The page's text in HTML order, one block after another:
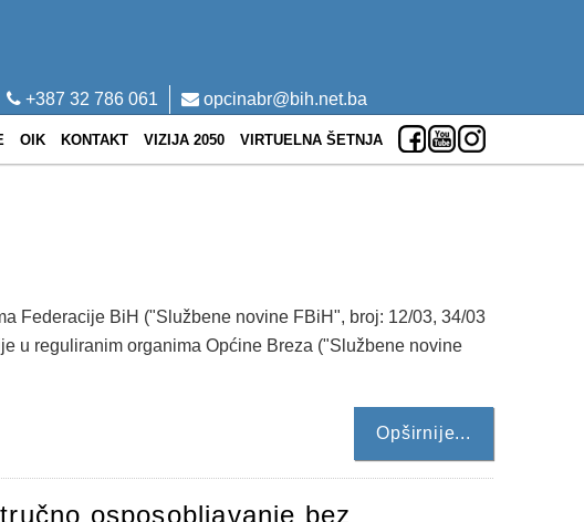
+387 32 786 061 opcinabr@bih.net.ba
OIK KONTAKT VIZIJA 2050 VIRTUELNA ŠETNJA
Federacije BiH ("Službene novine FBiH", broj: 12/03, 34/03
u reguliranim organima Općine Breza ("Službene novine
Opširnije...
osposobljavanje bez